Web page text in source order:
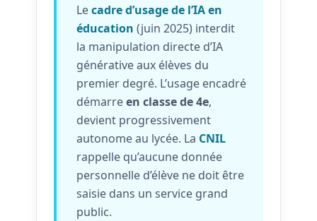
Lecadre d’usage de l’IA en
éducation (juin 2025) interdit
la manipulation directe d’IA
générative aux élèves du
premier degré. L’usage encadré
démarreen classe de 4e,
devient progressivement
autonome au lycée. La CNIL
rappelle qu’aucune donnée
personnelle d’élève ne doit être
saisie dans un service grand
public.